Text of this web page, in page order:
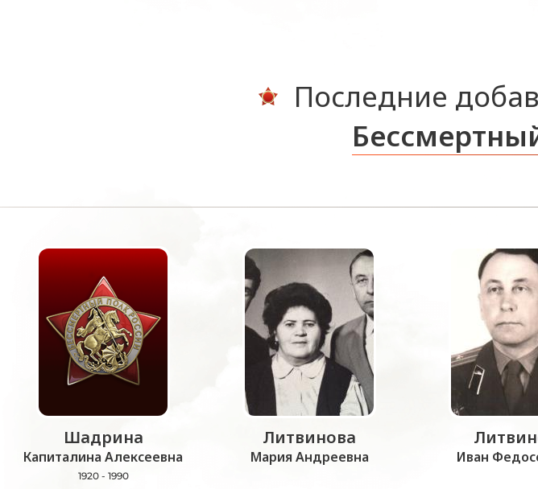
Последние
Шадрина
Капиталина Алексеевна
1920 - 1990
Литвинова
Мария Андреевна Иван